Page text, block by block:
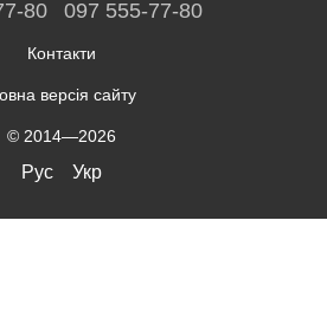
80 097 555-77-80
Контакти
версія сайту
© 2014—2026
Рус Укр